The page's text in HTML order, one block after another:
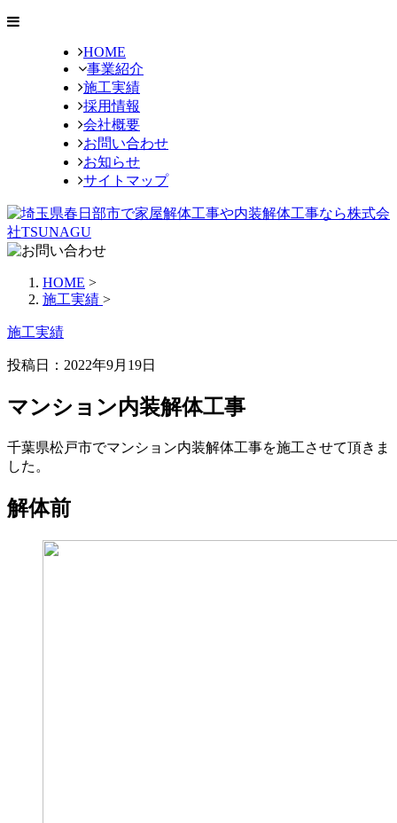
HOME
事業紹介
施工実績
採用情報
会社概要
お問い合わせ
お知らせ
サイトマップ
HOME >
施工実績 >
施工実績
投稿日：2022年9月19日
マンション内装解体工事
千葉県松戸市でマンション内装解体工事を施工させて頂きま
した。
解体前